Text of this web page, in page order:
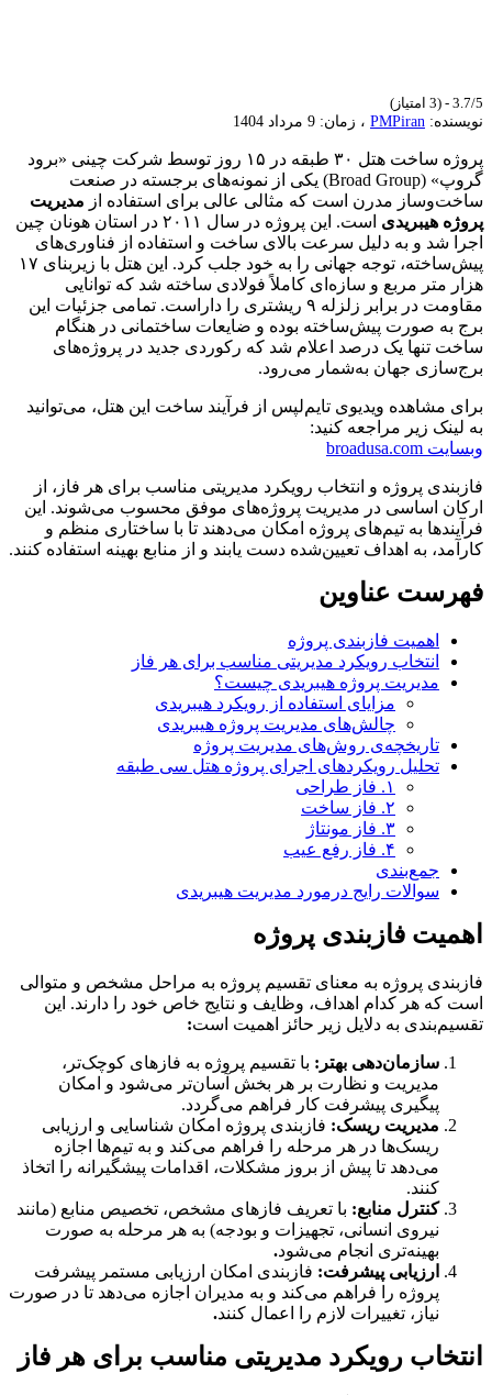
3.7/5 - (3 امتیاز)
نویسنده: PMPiran ، زمان: 9 مرداد 1404
پروژه ساخت هتل ۳۰ طبقه در ۱۵ روز توسط شرکت چینی «برود
گروپ» (Broad Group) یکی از نمونه‌های برجسته در صنعت
ساخت‌وساز مدرن است که مثالی عالی برای استفاده از مدیریت
پروژه هیبریدی
است. این پروژه در سال ۲۰۱۱ در استان هونان چین
اجرا شد و به دلیل سرعت بالای ساخت و استفاده از فناوری‌های
پیش‌ساخته، توجه جهانی را به خود جلب کرد. این هتل با زیربنای ۱۷
هزار متر مربع و سازه‌ای کاملاً فولادی ساخته شد که توانایی
مقاومت در برابر زلزله ۹ ریشتری را داراست. تمامی جزئیات این
برج به صورت پیش‌ساخته بوده و ضایعات ساختمانی در هنگام
ساخت تنها یک درصد اعلام شد که رکوردی جدید در پروژه‌های
برج‌سازی جهان به‌شمار می‌رود.
برای مشاهده ویدیوی تایم‌لپس از فرآیند ساخت این هتل، می‌توانید
به لینک زیر مراجعه کنید:
وبسایت broadusa.com
فازبندی پروژه و انتخاب رویکرد مدیریتی مناسب برای هر فاز، از
ارکان اساسی در مدیریت پروژه‌های موفق محسوب می‌شوند. این
فرآیندها به تیم‌های پروژه امکان می‌دهند تا با ساختاری منظم و
کارآمد، به اهداف تعیین‌شده دست یابند و از منابع بهینه استفاده کنند.
فهرست عناوین
اهمیت فازبندی پروژه
انتخاب رویکرد مدیریتی مناسب برای هر فاز
مدیریت پروژه هیبریدی چیست؟
مزایای استفاده از رویکرد هیبریدی
چالش‌های مدیریت پروژه هیبریدی
تاریخچه‌ی روش‌های مدیریت پروژه
تحلیل رویکردهای اجرای پروژه هتل سی طبقه
۱. فاز طراحی
۲. فاز ساخت
۳. فاز مونتاژ
۴. فاز رفع عیب
جمع‌بندی
سوالات رایج درمورد مدیریت هیبریدی
اهمیت فازبندی پروژه
فازبندی پروژه به معنای تقسیم پروژه به مراحل مشخص و متوالی
است که هر کدام اهداف، وظایف و نتایج خاص خود را دارند. این
تقسیم‌بندی به دلایل زیر حائز اهمیت است:
سازمان‌دهی بهتر: با تقسیم پروژه به فازهای کوچک‌تر،
مدیریت و نظارت بر هر بخش آسان‌تر می‌شود و امکان
پیگیری پیشرفت کار فراهم می‌گردد.
مدیریت ریسک: فازبندی پروژه امکان شناسایی و ارزیابی
ریسک‌ها در هر مرحله را فراهم می‌کند و به تیم‌ها اجازه
می‌دهد تا پیش از بروز مشکلات، اقدامات پیشگیرانه را اتخاذ
کنند.
کنترل منابع: با تعریف فازهای مشخص، تخصیص منابع (مانند
نیروی انسانی، تجهیزات و بودجه) به هر مرحله به صورت
بهینه‌تری انجام می‌شود.
ارزیابی پیشرفت: فازبندی امکان ارزیابی مستمر پیشرفت
پروژه را فراهم می‌کند و به مدیران اجازه می‌دهد تا در صورت
نیاز، تغییرات لازم را اعمال کنند.
انتخاب رویکرد مدیریتی مناسب برای هر فاز